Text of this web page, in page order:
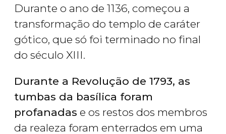
Durante o ano de 1136, começou a
transformação do templo de caráter
gótico, que só foi terminado no final
do século XIII.
Durante a Revolução de 1793, as
tumbas da basílica foram
profanadas e os restos dos membros
da realeza foram enterrados em uma